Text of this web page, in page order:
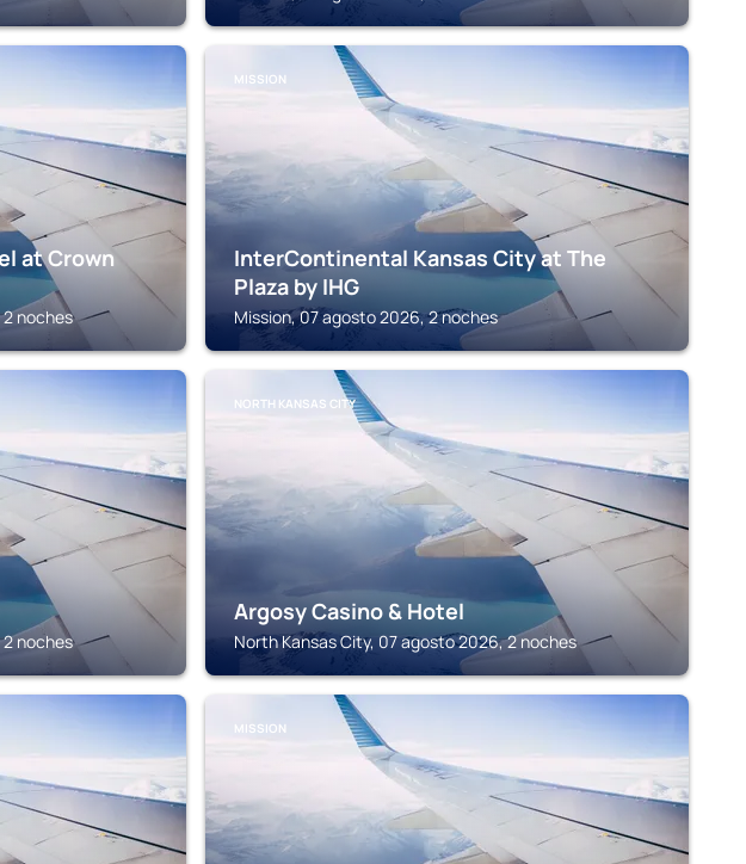
at Crown
noches
MISSION
InterContinental Kansas City at The
Plaza by IHG
Mission, 07 agosto 2026, 2 noches
noches
NORTH KANSAS CITY
Argosy Casino & Hotel
North Kansas City, 07 agosto 2026, 2 noches
MISSION